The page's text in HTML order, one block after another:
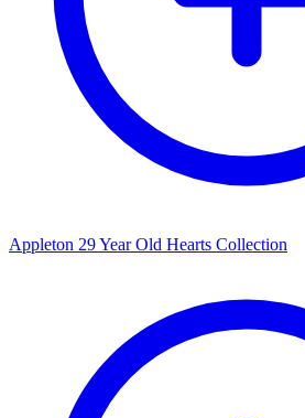
Appleton 29 Year Old Hearts Collection